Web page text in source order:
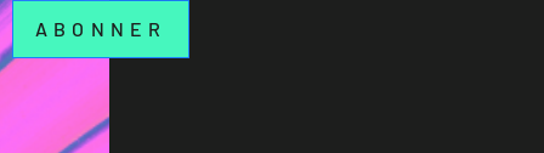
ABONNER